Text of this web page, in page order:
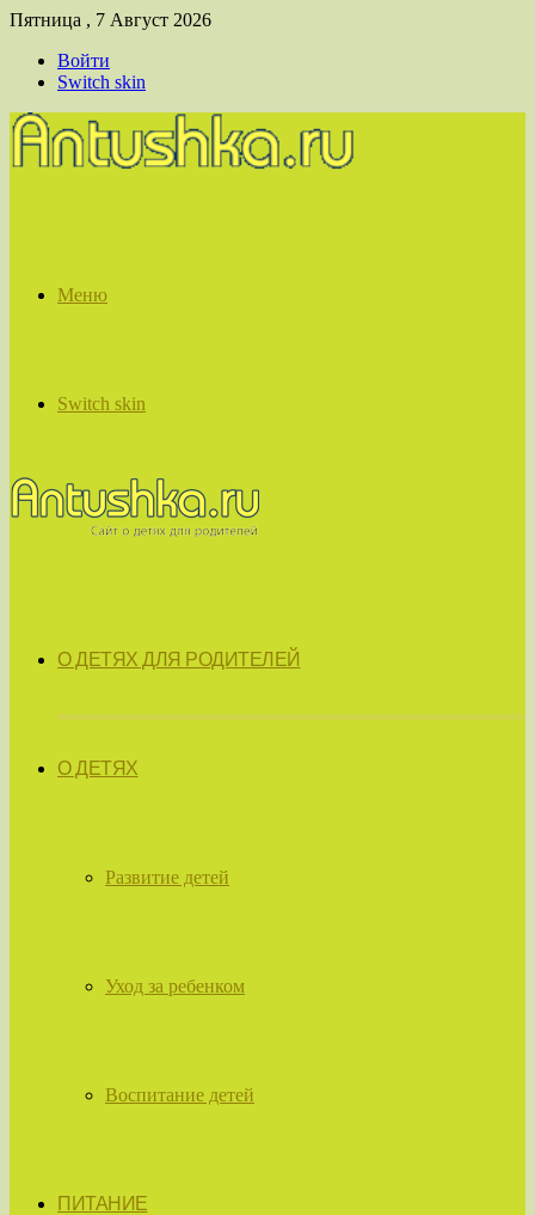
Пятница , 7 Август 2026
Войти
Switch skin
Меню
Switch skin
О ДЕТЯХ ДЛЯ РОДИТЕЛЕЙ
О ДЕТЯХ
Развитие детей
Уход за ребенком
Воспитание детей
ПИТАНИЕ